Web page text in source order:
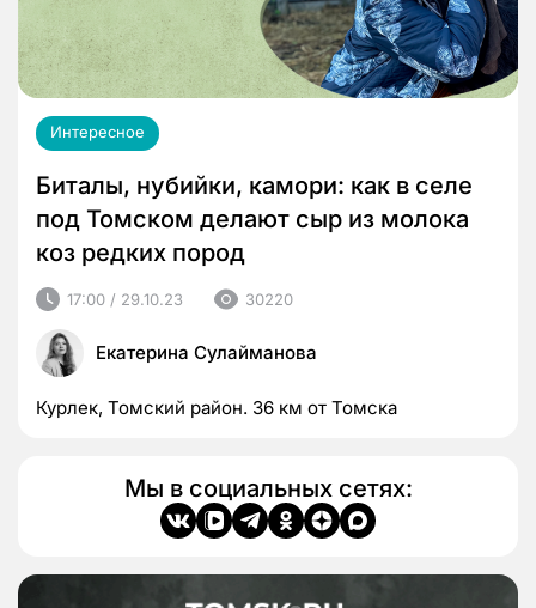
Интересное
Биталы, нубийки, камори: как в селе
под Томском делают сыр из молока
коз редких пород
17:00 / 29.10.23 30220
Екатерина Сулайманова
Курлек, Томский район. 36 км от Томска
Мы в социальных сетях: